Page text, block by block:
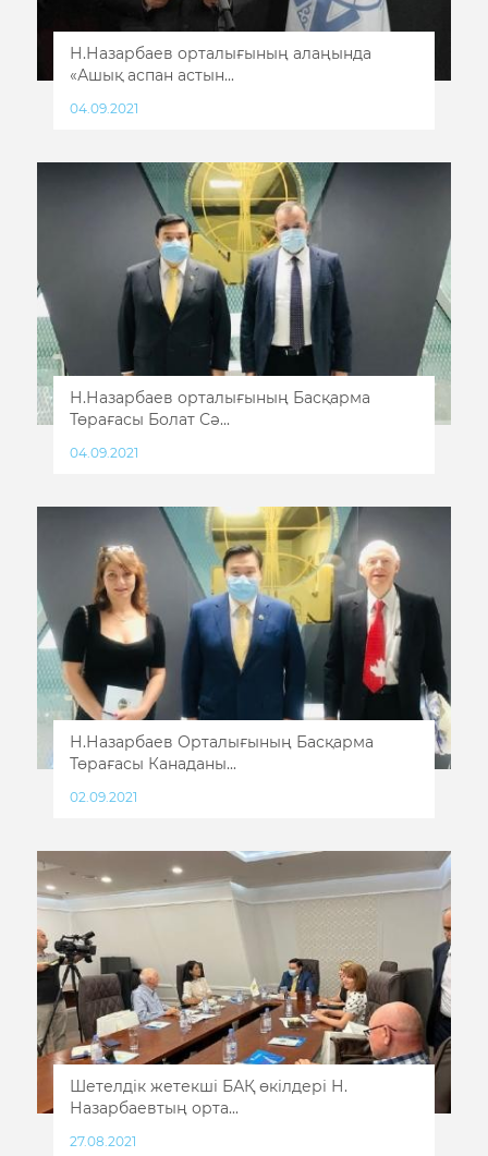
Н.Назарбаев орталығының алаңында
«Ашық аспан астын...
04.09.2021
Н.Назарбаев орталығының Басқарма
Төрағасы Болат Сә...
04.09.2021
Н.Назарбаев Орталығының Басқарма
Төрағасы Канаданы...
02.09.2021
Шетелдік жетекші БАҚ өкілдері Н.
Назарбаевтың орта...
27.08.2021